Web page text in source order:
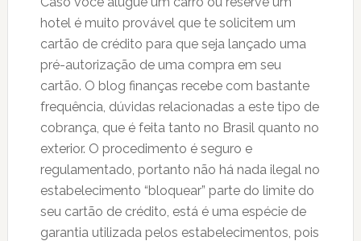
hotel é muito provável que te solicitem um
cartão de crédito para que seja lançado uma
pré-autorização de uma compra em seu
cartão. O blog finanças recebe com bastante
frequência, dúvidas relacionadas a este tipo de
cobrança, que é feita tanto no Brasil quanto no
exterior. O procedimento é seguro e
regulamentado, portanto não há nada ilegal no
estabelecimento “bloquear” parte do limite do
seu cartão de crédito, está é uma espécie de
garantia utilizada pelos estabelecimentos, pois